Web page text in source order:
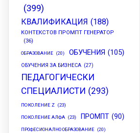
(399)
КВАЛИФИКАЦИЯ (188)
КОНТЕКСТОВ ПРОМПТ ГЕНЕРАТОР
(36)
ОБРАЗОВАНИЕ (20) ОБУЧЕНИЯ (105)
ОБУЧЕНИЯ ЗА БИЗНЕСА (27)
ПЕДАГОГИЧЕСКИ
СПЕЦИАЛИСТИ (293)
ПОКОЛЕНИЕ Z (23)
ПОКОЛЕНИЕ АЛФА (23) ПРОМПТ (90)
ПРОФЕСИОНАЛНО ОБРАЗОВАНИЕ (20)